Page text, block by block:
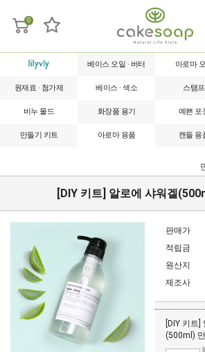
0
베이스 오일 · 버터 아로마
원재료 · 첨가제 베이스 · 색소 스탬프
비누 몰드 화장품 용기 예쁜 포
만들기 키트 아로마 용품 캔들 용
[DIY 키트] 알로에 샤워겔
판매가
적립금
원산지
제조사
[DIY 키트
(500ml) 만